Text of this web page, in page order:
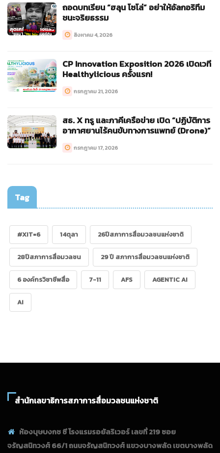
ถอดบทเรียน “ฮลุน โซโล่” อย่าให้อัลกอริทึม
ชนะจริยธรรม
สิงหาคม 4, 2026
CP Innovation Exposition 2026 เปิดเวที
Healthylicious ครั้งแรก!
กรกฎาคม 21, 2026
สธ. X ทรู และภาคีเครือข่าย เปิด “ปฏิบัติการ
อากาศยานไร้คนขับทางการแพทย์ (Drone)”
กรกฎาคม 17, 2026
Tag
#XIT=6 14ตุลา 26ปีสภาการสื่อมวลชนแห่งชาติ
28ปีสภาการสื่อมวลชน 29 ปี สภาการสื่อมวลชนแห่งชาติ
6 องค์กรวิชาชีพสื่อ 7-11 AFS AGENTIC AI
AI
สำนักเลขาธิการสภาการสื่อมวลชนแห่งชาติ
ห้องบุษบงกช ซี โรงแรมรอยัลริเวอร์ เลขที่ 219 ซอย
จรัญสนิทวงศ์ 66/1 ถนนจรัญสนิทวงศ์ แขวงบางพลัด เขตบางพลัด